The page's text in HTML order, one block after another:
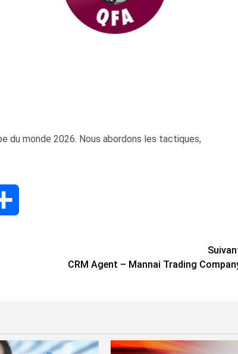
du monde 2026. Nous abordons les tactiques,
CRM Agent – Mannai Trading